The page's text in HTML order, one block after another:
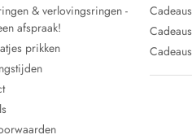
& verlovingsringen -
afspraak!
prikken